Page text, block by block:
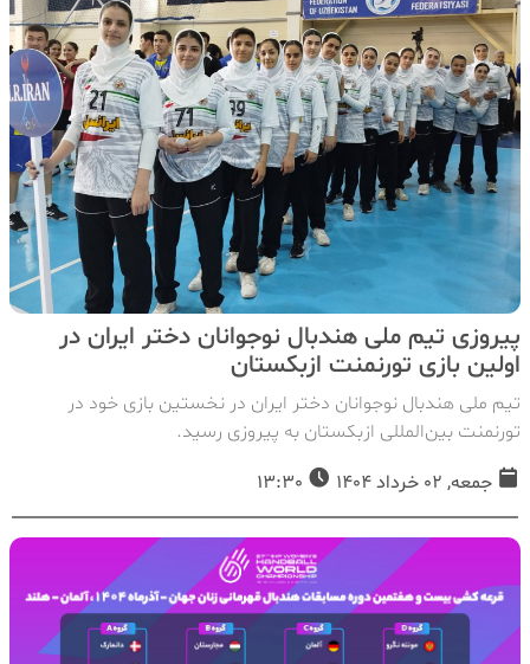
پیروزی تیم ملی هندبال نوجوانان دختر ایران در
اولین بازی تورنمنت ازبکستان
تیم ملی هندبال نوجوانان دختر ایران در نخستین بازی خود در
تورنمنت بین‌المللی ازبكستان به پیروزی رسید.
جمعه, 02 خرداد 1404